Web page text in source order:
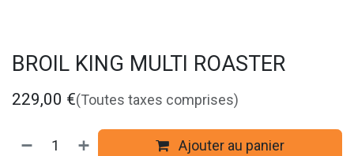
BROIL KING MULTI ROASTER
229,00 €(Toutes taxes comprises)
Ajouter au panier